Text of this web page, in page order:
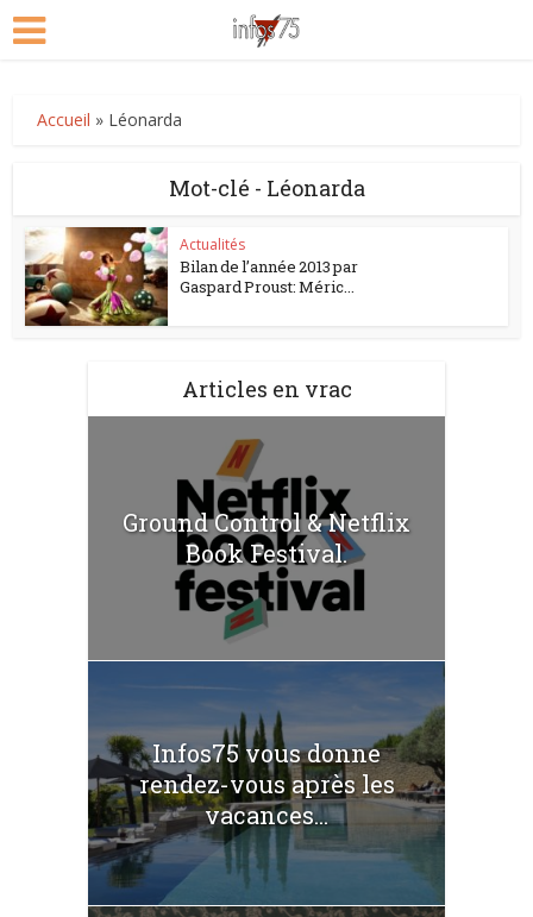
Accueil » Léonarda
Mot-clé - Léonarda
Actualités
Bilan de l’année 2013 par
Gaspard Proust: Méric...
Articles en vrac
Ground Control & Netflix
Book Festival.
Infos75 vous donne
rendez-vous après les
vacances...